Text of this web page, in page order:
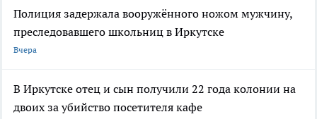
Полиция задержала вооружённого ножом мужчину,
преследовавшего школьниц в Иркутске
Вчера
В Иркутске отец и сын получили 22 года колонии на
двоих за убийство посетителя кафе